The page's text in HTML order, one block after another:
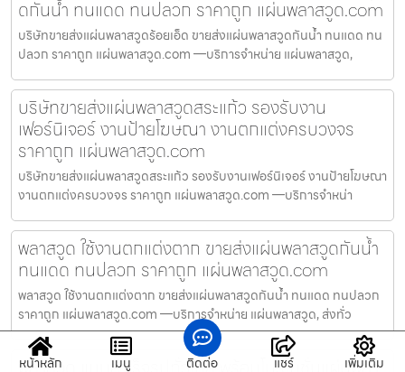
ดกันน้ำ ทนแดด ทนปลวก ราคาถูก แผ่นพลาสวูด.com
บริษัทขายส่งแผ่นพลาสวูดร้อยเอ็ด ขายส่งแผ่นพลาสวูดกันน้ำ ทนแดด ทน
ปลวก ราคาถูก แผ่นพลาสวูด.com —บริการจำหน่าย แผ่นพลาสวูด,
บริษัทขายส่งแผ่นพลาสวูดสระแก้ว รองรับงาน
เฟอร์นิเจอร์ งานป้ายโฆษณา งานตกแต่งครบวงจร
ราคาถูก แผ่นพลาสวูด.com
บริษัทขายส่งแผ่นพลาสวูดสระแก้ว รองรับงานเฟอร์นิเจอร์ งานป้ายโฆษณา
งานตกแต่งครบวงจร ราคาถูก แผ่นพลาสวูด.com —บริการจำหน่า
พลาสวูด ใช้งานตกแต่งตาก ขายส่งแผ่นพลาสวูดกันน้ำ
ทนแดด ทนปลวก ราคาถูก แผ่นพลาสวูด.com
พลาสวูด ใช้งานตกแต่งตาก ขายส่งแผ่นพลาสวูดกันน้ำ ทนแดด ทนปลวก
ราคาถูก แผ่นพลาสวูด.com —บริการจำหน่าย แผ่นพลาสวูด, ส่งทั่ว
หน้าหลัก เมนู ติดต่อ แชร์ เพิ่มเติม